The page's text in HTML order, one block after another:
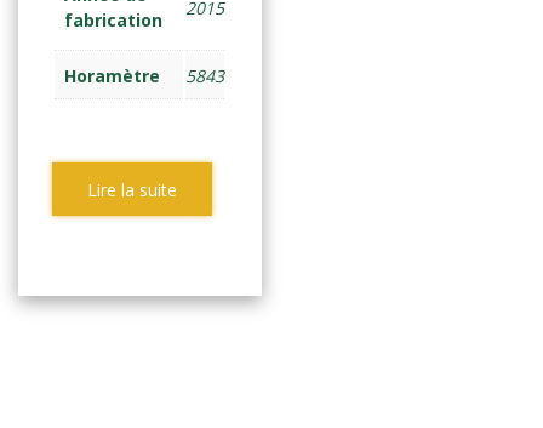
fabrication
2015
Horamètre 5843
Lire la suite